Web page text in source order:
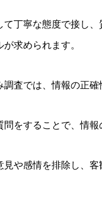
て丁寧な態度で接し
求められます。
調査では、情報の正
をすることで、情報
見や感情を排除し、